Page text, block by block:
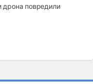
дрона повредили